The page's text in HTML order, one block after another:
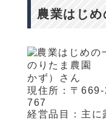
農業はじ
のりたま農園
かず）さん
現住所：〒
767
経営品目：主に